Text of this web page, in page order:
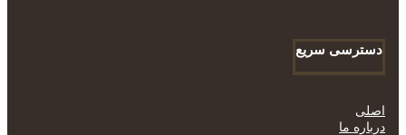
دسترسی سریع
اصلی
درباره ما